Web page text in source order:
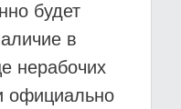
будет
в
нерабочих
официально